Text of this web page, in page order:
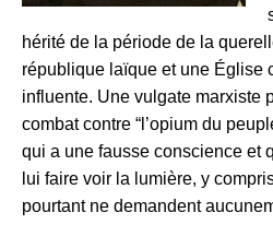
hérité de la période de la
république laïque et une Église
influente. Une vulgate marxiste
combat contre “l’opium du
qui a une fausse conscience et
lui faire voir la lumière, y
pourtant ne demandent